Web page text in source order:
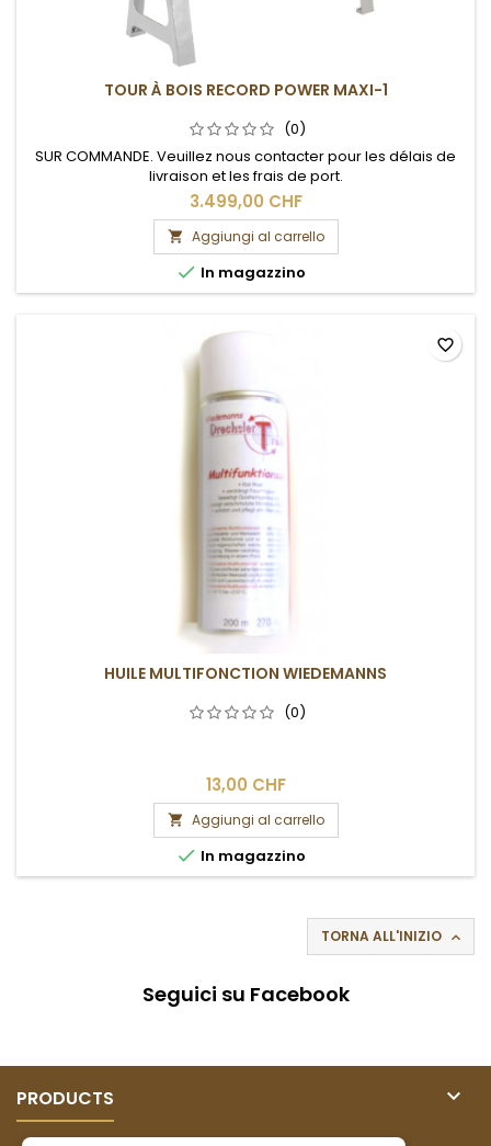
TOUR À BOIS RECORD POWER MAXI-1
(0)
SUR COMMANDE. Veuillez nous contacter pour les délais de
livraison et les frais de port.
3.499,00 CHF
 Aggiungi al carrello
 In magazzino
HUILE MULTIFONCTION WIEDEMANNS
(0)
13,00 CHF
 Aggiungi al carrello
 In magazzino
favorite_border
TORNA ALL'INIZIO 
Seguici su Facebook
PRODUCTS 